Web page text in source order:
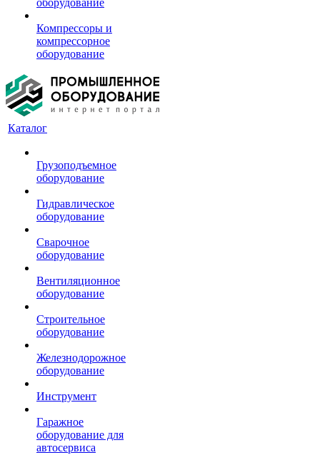
оборудование
Компрессоры и
компрессорное
оборудование
Каталог
Грузоподъемное
оборудование
Гидравлическое
оборудование
Сварочное
оборудование
Вентиляционное
оборудование
Строительное
оборудование
Железнодорожное
оборудование
Инструмент
Гаражное
оборудование для
автосервиса